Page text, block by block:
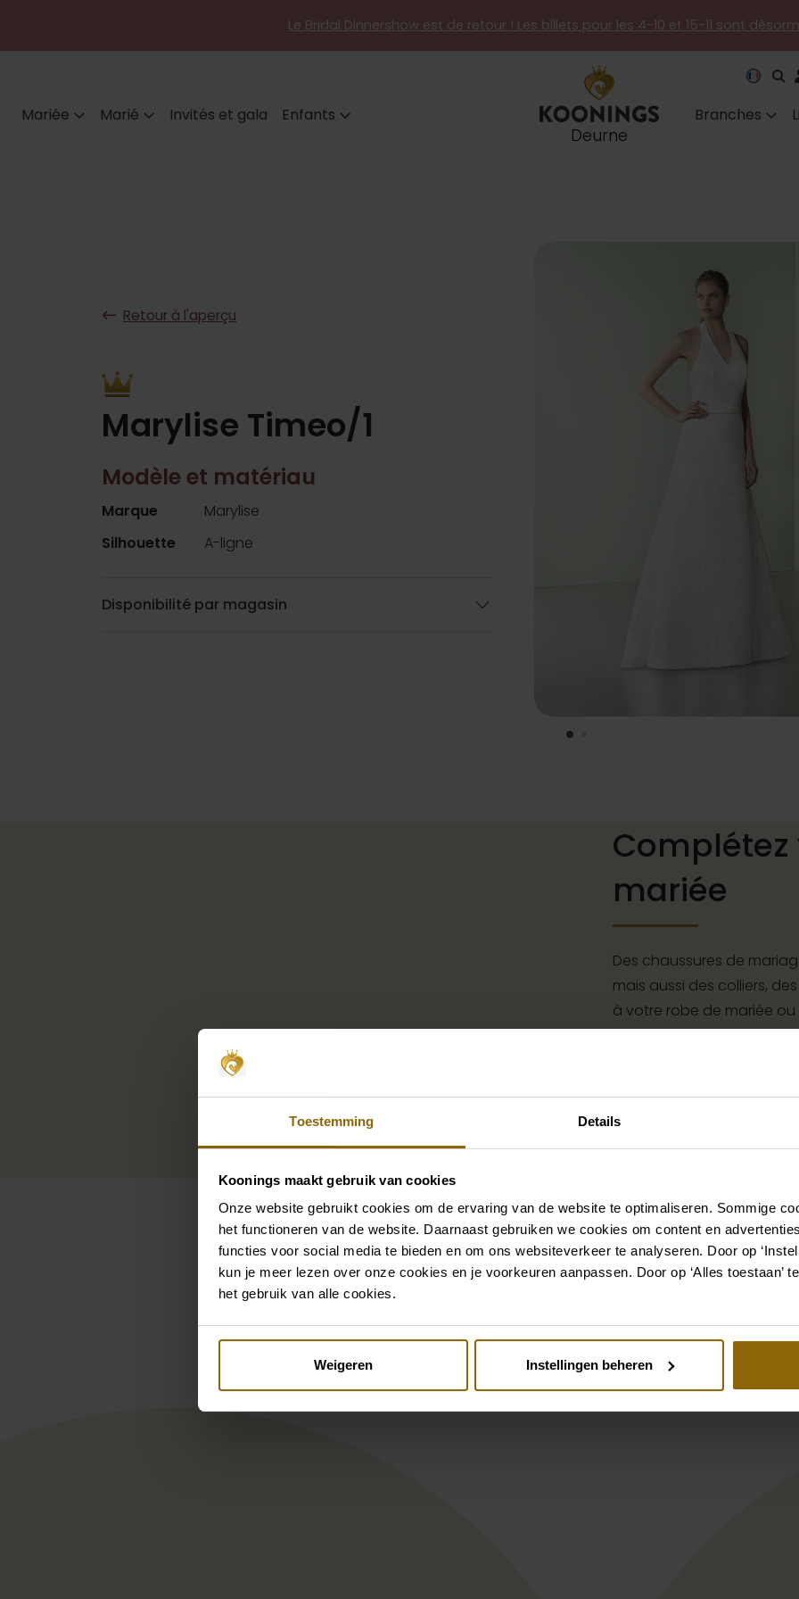
Toestemming Details
Koonings maakt gebruik van cookies
Onze website gebruikt cookies om de ervaring van de website te optimaliseren. Sommige
het functioneren van de website. Daarnaast gebruiken we cookies om content en
functies voor social media te bieden en om ons websiteverkeer te analyseren. Door op
kun je meer lezen over onze cookies en je voorkeuren aanpassen. Door op ‘Alles toestaan’
het gebruik van alle cookies.
Weigeren Instellingen beheren
Le Bridal Dinnershow est de retour ! Les billets pour les 4-10 et 15-11 sont
Mariée Marié Invités et gala Enfants
Deurne
Branches
Retour à l'aperçu
Marylise Timeo/1
Modèle et matériau
Marque
Marylise
Silhouette
A-ligne
Disponibilité par magasin
mariée
Des chaussures de
mais aussi des colliers,
à votre robe de mariée
à cheveux pour votre
Voir aussi
Modeca Drenth
Pinterest
Ladybird Unelma LB125DF1Muse by Berta